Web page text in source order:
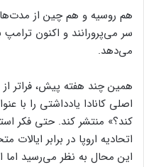
هم روسیه و هم چین از
سر می‌پرورانند و اکنون ترامپ
می‌دهد.
همین چند هفته پیش، فراتر
اصلی کانادا یادداشتی را با
کند؟» منتشر کند. حتی فکر
اتحادیه اروپا در برابر ایالات
این محال به نظر می‌رسید اما